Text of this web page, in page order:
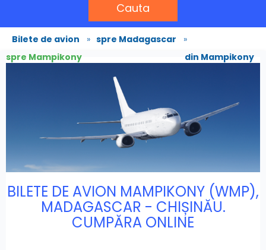
Cauta
Bilete de avion » spre Madagascar »
spre Mampikony
din Mampikony
BILETE DE AVION MAMPIKONY (WMP),
MADAGASCAR - CHIȘINĂU.
CUMPĂRA ONLINE